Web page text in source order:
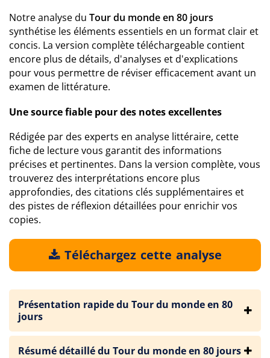
Notre analyse du Tour du monde en 80 jours
synthétise les éléments essentiels en un format clair et
concis. La version complète téléchargeable contient
encore plus de détails, d'analyses et d'explications
pour vous permettre de réviser efficacement avant un
examen de littérature.
Une source fiable pour des notes excellentes
Rédigée par des experts en analyse littéraire, cette
fiche de lecture vous garantit des informations
précises et pertinentes. Dans la version complète, vous
trouverez des interprétations encore plus
approfondies, des citations clés supplémentaires et
des pistes de réflexion détaillées pour enrichir vos
copies.
Téléchargez cette analyse
Présentation rapide du Tour du monde en 80
jours
Résumé détaillé du Tour du monde en 80 jours